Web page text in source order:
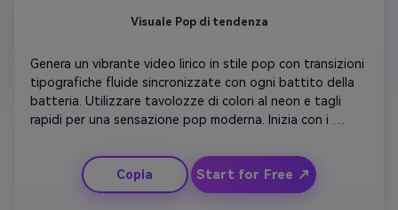
Visuale Pop di tendenza
Genera un vibrante video lirico in stile pop con transizioni
tipografiche fluide sincronizzate con ogni battito della
batteria. Utilizzare tavolozze di colori al neon e tagli
rapidi per una sensazione pop moderna. Inizia con i
del nome dell'artista. Svanire in testo ritmico che appare
in sincronia con la voce. Includi effetti luminosi durante il
coro. Concludete con un outro audace con il testo finale
Copia Start for Free ↗